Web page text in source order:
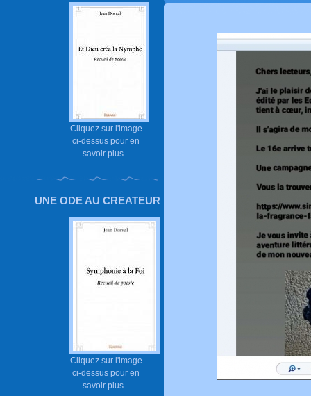
Cliquez sur l'image
ci-dessus pour en
savoir plus...
UNE ODE AU CREATEUR
Cliquez sur l'image
ci-dessus pour en
savoir plus...